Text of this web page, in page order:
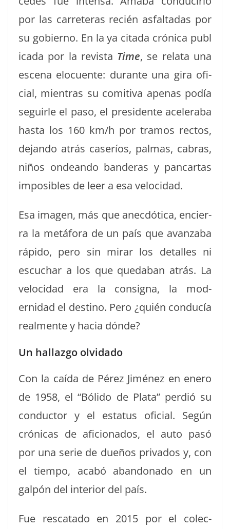
por las car­reteras recién asfal­tadas por
su gob­ier­no. En la ya cita­da cróni­ca pub­l
i­ca­da por la revista Time, se rela­ta una
esce­na elocuente: durante una gira ofi­
cial, mien­tras su comi­ti­va ape­nas podía
seguir­le el paso, el pres­i­dente acel­er­a­ba
has­ta los 160 km/h por tramos rec­tos,
dejan­do atrás caseríos, pal­mas, cabras,
niños onde­an­do ban­deras y pan­car­tas
imposi­bles de leer a esa velocidad.
Esa ima­gen, más que anecdóti­ca, encier­
ra la metá­fo­ra de un país que avan­z­a­ba
rápi­do, pero sin mirar los detalles ni
escuchar a los que qued­a­ban atrás. La
veloci­dad era la consigna, la mod­
ernidad el des­ti­no. Pero ¿quién con­ducía
real­mente y hacia dónde?
Un hallazgo olvidado
Con la caí­da de Pérez Jiménez en enero
de 1958, el “Bóli­do de Pla­ta” perdió su
con­duc­tor y el esta­tus ofi­cial. Según
cróni­cas de afi­ciona­dos, el auto pasó
por una serie de dueños pri­va­dos y, con
el tiem­po, acabó aban­don­a­do en un
galpón del inte­ri­or del país.
Fue rescata­do en 2015 por el colec­